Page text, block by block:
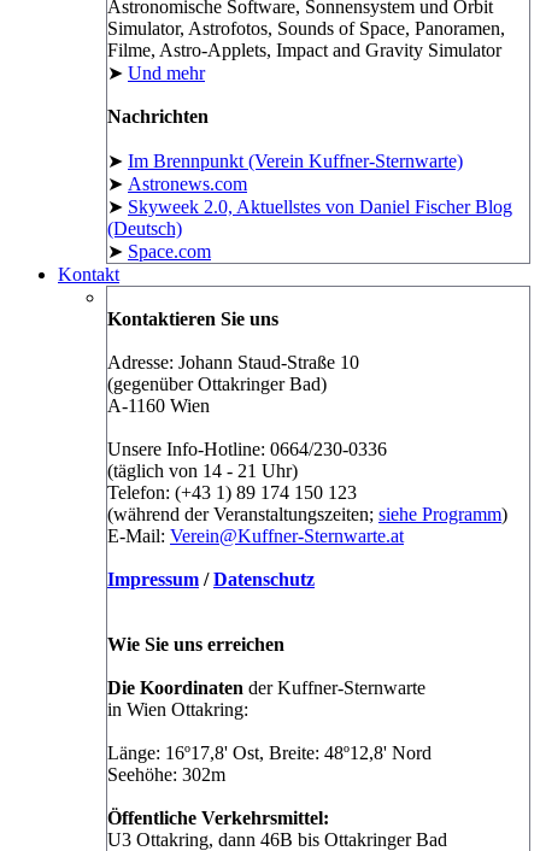
Astronomische Software, Sonnensystem und Orbit
Simulator, Astrofotos, Sounds of Space, Panoramen,
Filme, Astro-Applets, Impact and Gravity Simulator
➤ Und mehr
Nachrichten
➤ Im Brennpunkt (Verein Kuffner-Sternwarte)
➤ Astronews.com
➤ Skyweek 2.0, Aktuellstes von Daniel Fischer Blog
(Deutsch)
➤ Space.com
Kontakt
Kontaktieren Sie uns
Adresse: Johann Staud-Straße 10
(gegenüber Ottakringer Bad)
A-1160 Wien
Unsere Info-Hotline: 0664/230-0336
(täglich von 14 - 21 Uhr)
Telefon: (+43 1) 89 174 150 123
(während der Veranstaltungszeiten; siehe Programm)
E-Mail: Verein@Kuffner-Sternwarte.at
Impressum /Datenschutz
Wie Sie uns erreichen
Die Koordinaten der Kuffner-Sternwarte
in Wien Ottakring:
Länge: 16º17,8' Ost, Breite: 48º12,8' Nord
Seehöhe: 302m
Öffentliche Verkehrsmittel:
U3 Ottakring, dann 46B bis Ottakringer Bad